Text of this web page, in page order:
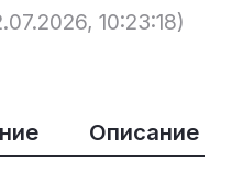
10:23:18)
Описание